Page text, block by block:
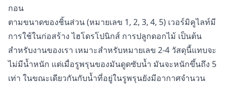
กอน
ตามขนาดของชิ้นส่วน (หมายเลข 1, 2, 3, 4, 5) เวอร์มิคูไลท์มี
การใช้ในก่อสร้าง ไฮโดรโปนิกส์ การปลูกดอกไม้ เป็นต้น
สำหรับงานของเรา เหมาะสำหรับหมายเลข 2-4 วัสดุนี้แทบจะ
ไม่มีน้ำหนัก แต่เมื่อรูพรุนของมันดูดซับน้ำ มันจะหนักขึ้นถึง 5
เท่า ในขณะเดียวกันกับน้ำที่อยู่ในรูพรุนยังมีอากาศจำนวน